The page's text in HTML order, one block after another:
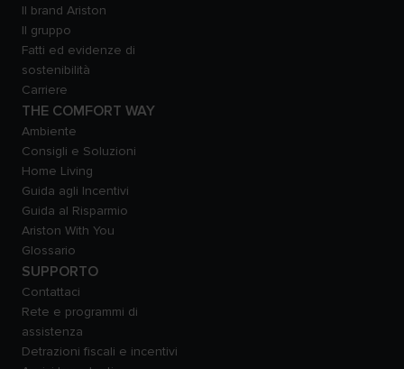
Il brand Ariston
Il gruppo
Fatti ed evidenze di
sostenibilità
Carriere
THE COMFORT WAY
Ambiente
Consigli e Soluzioni
Home Living
Guida agli Incentivi
Guida al Risparmio
Ariston With You
Glossario
SUPPORTO
Contattaci
Rete e programmi di
assistenza
Detrazioni fiscali e incentivi